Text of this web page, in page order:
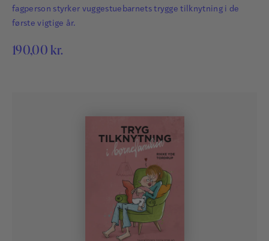
fagperson styrker vuggestuebarnets trygge tilknytning i de
første vigtige år.
190,00 kr.